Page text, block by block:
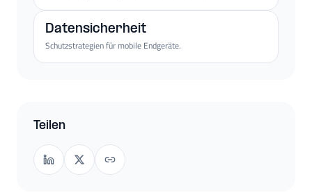
Datensicherheit
Schutzstrategien für mobile Endgeräte.
Teilen